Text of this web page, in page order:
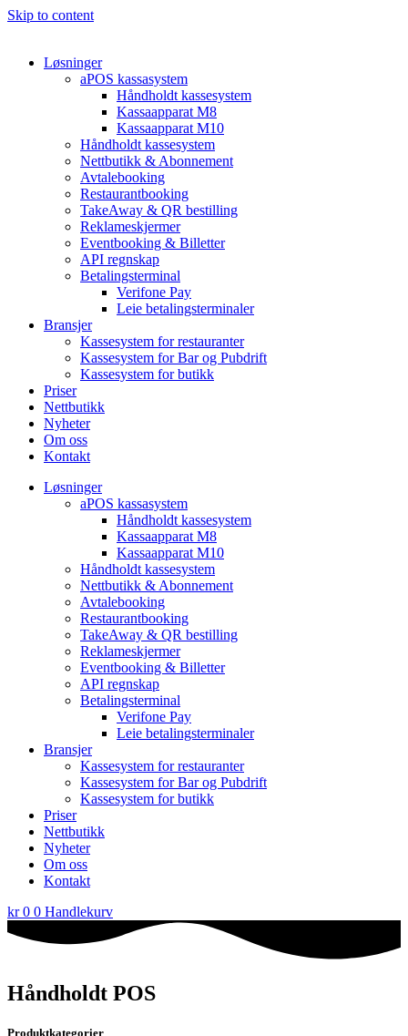
Skip to content
Løsninger
aPOS kassasystem
Håndholdt kassesystem
Kassaapparat M8
Kassaapparat M10
Håndholdt kassesystem
Nettbutikk & Abonnement
Avtale­booking
Restaurantbooking
TakeAway & QR bestilling
Reklameskjermer
Eventbooking & Billetter
API regnskap
Betalingsterminal
Verifone Pay
Leie betalingsterminaler
Bransjer
Kassesystem for restauranter
Kassesystem for Bar og Pubdrift
Kassesystem for butikk
Priser
Nettbutikk
Nyheter
Om oss
Kontakt
Løsninger
aPOS kassasystem
Håndholdt kassesystem
Kassaapparat M8
Kassaapparat M10
Håndholdt kassesystem
Nettbutikk & Abonnement
Avtale­booking
Restaurantbooking
TakeAway & QR bestilling
Reklameskjermer
Eventbooking & Billetter
API regnskap
Betalingsterminal
Verifone Pay
Leie betalingsterminaler
Bransjer
Kassesystem for restauranter
Kassesystem for Bar og Pubdrift
Kassesystem for butikk
Priser
Nettbutikk
Nyheter
Om oss
Kontakt
kr0 0 Handlekurv
Håndholdt POS
Produktkategorier